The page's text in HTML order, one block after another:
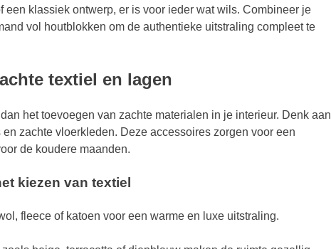
een klassiek ontwerp, er is voor ieder wat wils. Combineer je
vol houtblokken om de authentieke uitstraling compleet te
textiel en lagen
het toevoegen van zachte materialen in je interieur. Denk aan
zachte vloerkleden. Deze accessoires zorgen voor een
de koudere maanden.
kiezen van textiel
fleece of katoen voor een warme en luxe uitstraling.